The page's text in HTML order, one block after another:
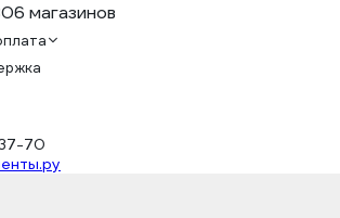
магазинов
70